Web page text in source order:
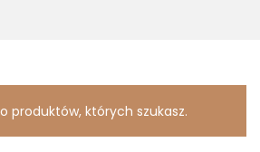
t
i
o
t
produktów, których szukasz.